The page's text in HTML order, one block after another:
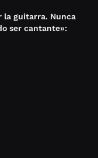
la guitarra. Nunca
ser cantante»: